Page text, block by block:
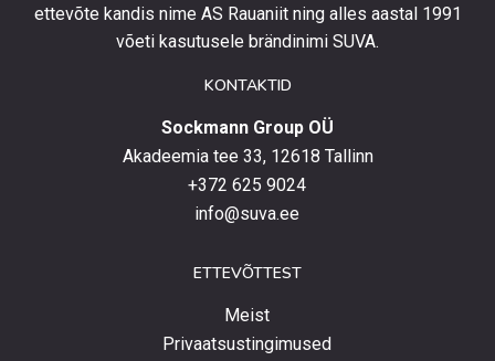
eripakkumistega
ettevõte kandis nime AS Rauaniit ning alles aastal 1991
võeti kasutusele brändinimi SUVA.
KONTAKTID
Sockmann Group OÜ
Akadeemia tee 33, 12618 Tallinn
+372 625 9024
info@suva.ee
ETTEVÕTTEST
Meist
Privaatsustingimused